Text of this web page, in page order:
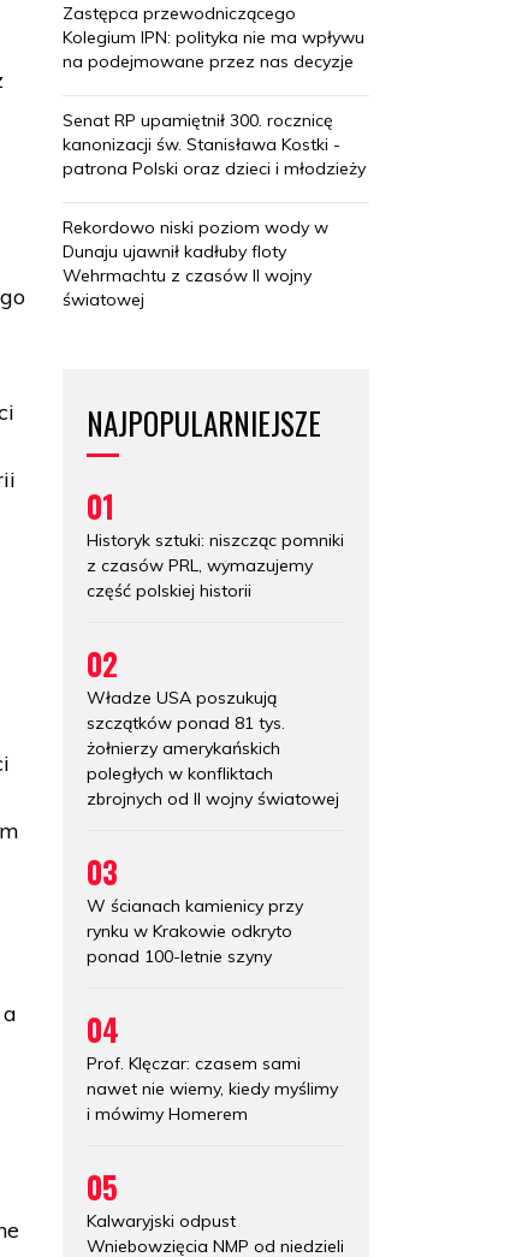
Zastępca przewodniczącego
Kolegium IPN: polityka nie ma wpływu
na podejmowane przez nas decyzje
Senat RP upamiętnił 300. rocznicę
kanonizacji św. Stanisława Kostki -
patrona Polski oraz dzieci i młodzieży
Rekordowo niski poziom wody w
Dunaju ujawnił kadłuby floty
Wehrmachtu z czasów II wojny
światowej
NAJPOPULARNIEJSZE
01
Historyk sztuki: niszcząc pomniki
z czasów PRL, wymazujemy
część polskiej historii
02
Władze USA poszukują
szczątków ponad 81 tys.
żołnierzy amerykańskich
poległych w konfliktach
zbrojnych od II wojny światowej
03
W ścianach kamienicy przy
rynku w Krakowie odkryto
ponad 100-letnie szyny
04
Prof. Klęczar: czasem sami
nawet nie wiemy, kiedy myślimy
i mówimy Homerem
05
Kalwaryjski odpust
Wniebowzięcia NMP od niedzieli